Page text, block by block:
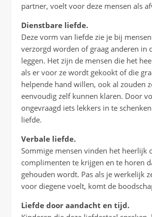
partner, voelt voor deze mensen als
Dienstbare liefde.
Deze vorm van liefde zie je bij
verzorgd worden of graag anderen in
leggen. Het zijn de mensen die het
als er voor ze wordt gekookt of die
helpende hand willen, ook al zouden
eenvoudig zelf kunnen klaren. Door
ongevraagd iets lekkers in te
liefde.
Verbale liefde.
Sommige mensen vinden het heerlijk
complimenten te krijgen en te horen
gehouden wordt. Pas als je werkelijk
voor diegene voelt, komt de
Liefde door aandacht en tijd.